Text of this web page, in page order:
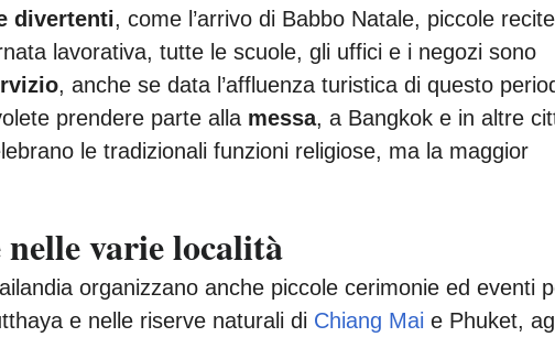
divertenti, come l’arrivo di Babbo Natale, piccole
lavorativa, tutte le scuole, gli uffici e i negozi sono
, anche se data l’affluenza turistica di questo
prendere parte alla messa, a Bangkok e in altre
le tradizionali funzioni religiose, ma la maggior
nelle varie località
organizzano anche piccole cerimonie ed eventi
e nelle riserve naturali di Chiang Mai e Phuket,